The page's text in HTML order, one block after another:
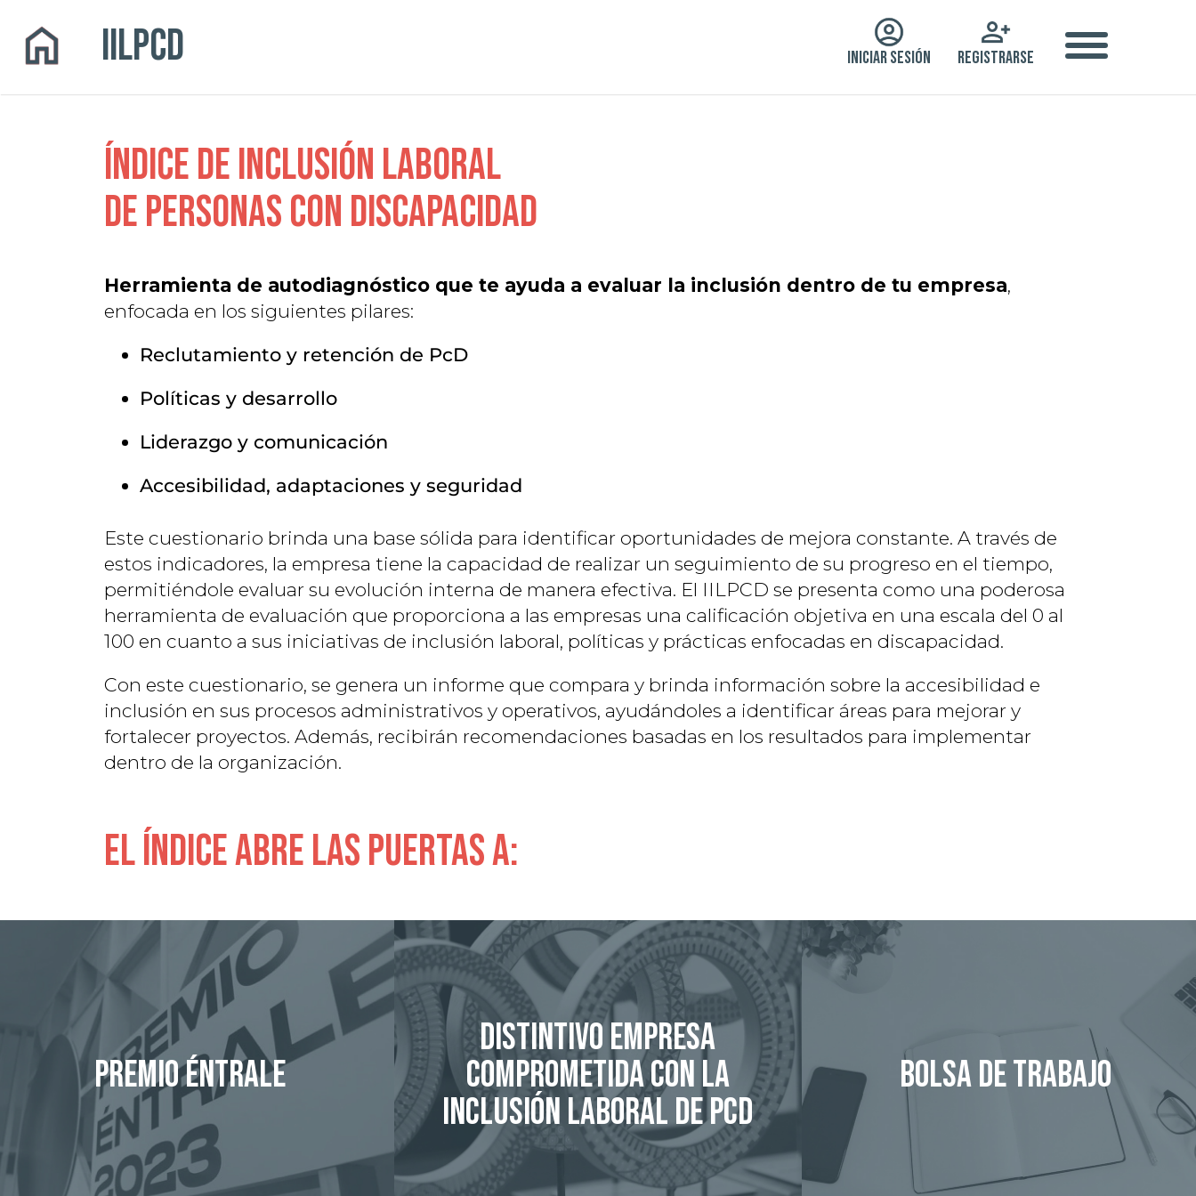
IILPCD INICIAR SESIÓN REGISTRARSE
ÍNDICE DE Inclusión Laboral
de Personas con Discapacidad
Herramienta de autodiagnóstico que te ayuda a evaluar la inclusión dentro de tu empresa,
enfocada en los siguientes pilares:
Reclutamiento y retención de PcD
Políticas y desarrollo
Liderazgo y comunicación
Accesibilidad, adaptaciones y seguridad
Este cuestionario brinda una base sólida para identificar oportunidades de mejora constante. A través de
estos indicadores, la empresa tiene la capacidad de realizar un seguimiento de su progreso en el tiempo,
permitiéndole evaluar su evolución interna de manera efectiva. El IILPCD se presenta como una poderosa
herramienta de evaluación que proporciona a las empresas una calificación objetiva en una escala del 0 al
100 en cuanto a sus iniciativas de inclusión laboral, políticas y prácticas enfocadas en discapacidad.
Con este cuestionario, se genera un informe que compara y brinda información sobre la accesibilidad e
inclusión en sus procesos administrativos y operativos, ayudándoles a identificar áreas para mejorar y
fortalecer proyectos. Además, recibirán recomendaciones basadas en los resultados para implementar
dentro de la organización.
El índice abre las puertas a:
Premio Éntrale
Distintivo Empresa
Comprometida con la
inclusión laboral de PcD
Bolsa de trabajo